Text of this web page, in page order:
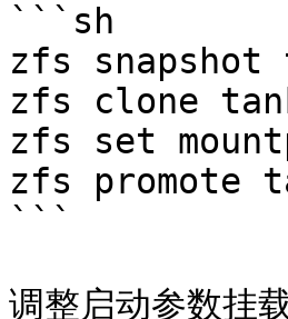
```sh
zfs snapshot
zfs clone
zfs set
zfs promote
```
调整启动参数